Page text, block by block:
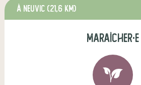
à Neuvic (21,6 km)
maraîcher·e